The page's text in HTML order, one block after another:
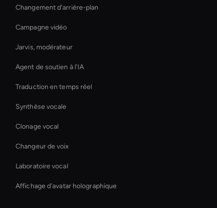
Changement d'arrière-plan
Campagne vidéo
Jarvis, modérateur
Agent de soutien à l'IA
Traduction en temps réel
Synthèse vocale
Clonage vocal
Changeur de voix
Laboratoire vocal
Affichage d'avatar holographique